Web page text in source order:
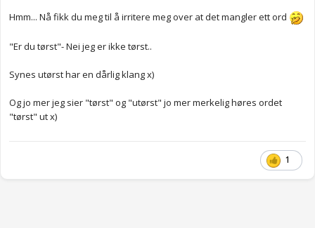
Hmm... Nå fikk du meg til å irritere meg over at det mangler ett ord
"Er du tørst"- Nei jeg er ikke tørst..
Synes utørst har en dårlig klang x)
Og jo mer jeg sier "tørst" og "utørst" jo mer merkelig høres ordet
"tørst" ut x)
1